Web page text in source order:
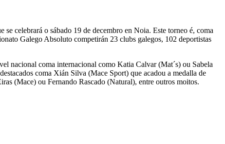
celebrará o sábado 19 de decembro en Noia. Este torneo é, coma
Galego Absoluto competirán 23 clubs galegos, 102 deportistas
nacional coma internacional como Katia Calvar (Mat´s) ou Sabela
coma Xián Silva (Mace Sport) que acadou a medalla de
(Mace) ou Fernando Rascado (Natural), entre outros moitos.